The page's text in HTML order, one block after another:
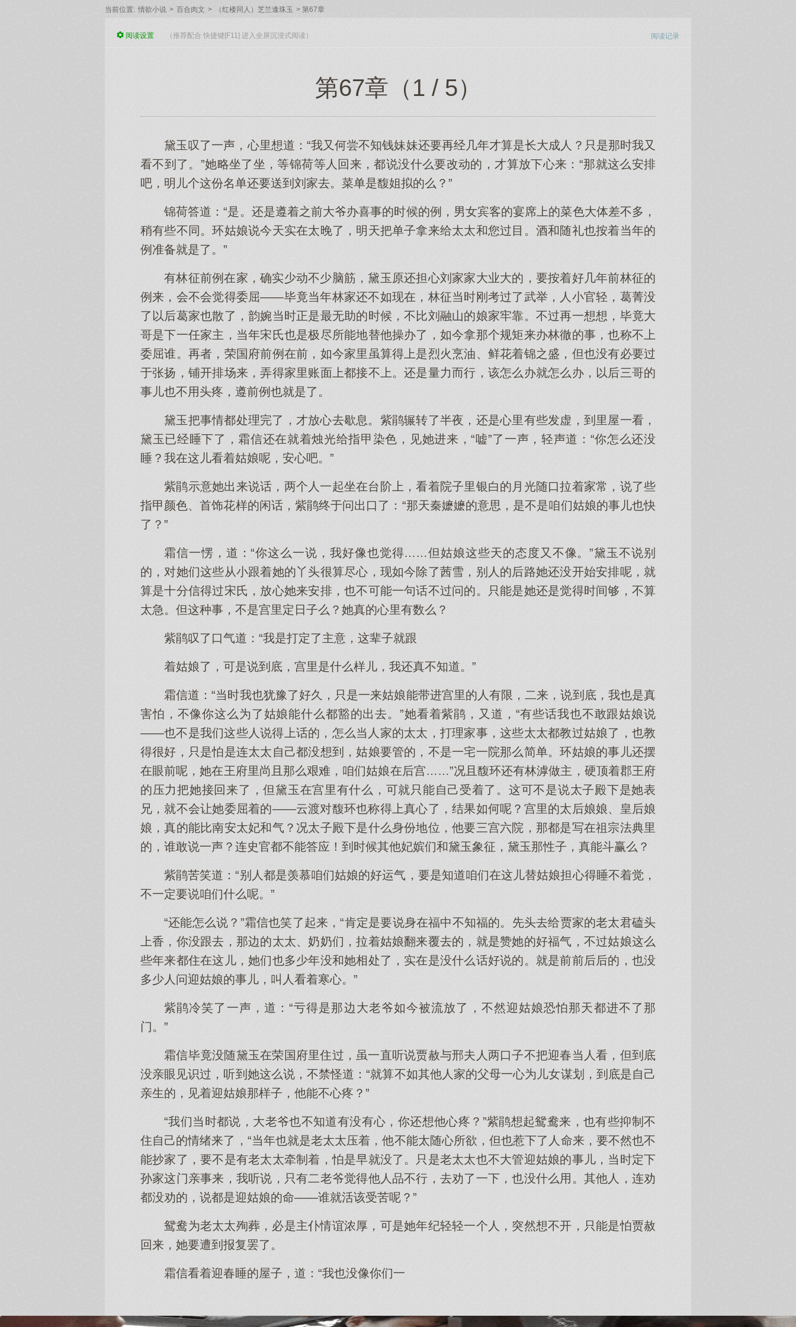
当前位置: 情欲小说 > 百合肉文 > （红楼同人）芝兰逢珠玉 > 第67章
阅读记录
阅读设置 （推荐配合 快捷键[F11] 进入全屏沉浸式阅读）
第67章（1 / 5）
黛玉叹了一声，心里想道：“我又何尝不知钱妹妹还要再经几年才算是长大成人？只是那时我又
看不到了。”她略坐了坐，等锦荷等人回来，都说没什么要改动的，才算放下心来：“那就这么安排
吧，明儿个这份名单还要送到刘家去。菜单是馥姐拟的么？”
锦荷答道：“是。还是遵着之前大爷办喜事的时候的例，男女宾客的宴席上的菜色大体差不多，
稍有些不同。环姑娘说今天实在太晚了，明天把单子拿来给太太和您过目。酒和随礼也按着当年的
例准备就是了。”
有林征前例在家，确实少动不少脑筋，黛玉原还担心刘家家大业大的，要按着好几年前林征的
例来，会不会觉得委屈——毕竟当年林家还不如现在，林征当时刚考过了武举，人小官轻，葛菁没
了以后葛家也散了，韵婉当时正是最无助的时候，不比刘融山的娘家牢靠。不过再一想想，毕竟大
哥是下一任家主，当年宋氏也是极尽所能地替他操办了，如今拿那个规矩来办林徹的事，也称不上
委屈谁。再者，荣国府前例在前，如今家里虽算得上是烈火烹油、鲜花着锦之盛，但也没有必要过
于张扬，铺开排场来，弄得家里账面上都接不上。还是量力而行，该怎么办就怎么办，以后三哥的
事儿也不用头疼，遵前例也就是了。
黛玉把事情都处理完了，才放心去歇息。紫鹃辗转了半夜，还是心里有些发虚，到里屋一看，
黛玉已经睡下了，霜信还在就着烛光给指甲染色，见她进来，“嘘”了一声，轻声道：“你怎么还没
睡？我在这儿看着姑娘呢，安心吧。”
紫鹃示意她出来说话，两个人一起坐在台阶上，看着院子里银白的月光随口拉着家常，说了些
指甲颜色、首饰花样的闲话，紫鹃终于问出口了：“那天秦嬷嬷的意思，是不是咱们姑娘的事儿也快
了？”
霜信一愣，道：“你这么一说，我好像也觉得……但姑娘这些天的态度又不像。”黛玉不说别
的，对她们这些从小跟着她的丫头很算尽心，现如今除了茜雪，别人的后路她还没开始安排呢，就
算是十分信得过宋氏，放心她来安排，也不可能一句话不过问的。只能是她还是觉得时间够，不算
太急。但这种事，不是宫里定日子么？她真的心里有数么？
紫鹃叹了口气道：“我是打定了主意，这辈子就跟
着姑娘了，可是说到底，宫里是什么样儿，我还真不知道。”
霜信道：“当时我也犹豫了好久，只是一来姑娘能带进宫里的人有限，二来，说到底，我也是真
害怕，不像你这么为了姑娘能什么都豁的出去。”她看着紫鹃，又道，“有些话我也不敢跟姑娘说
——也不是我们这些人说得上话的，怎么当人家的太太，打理家事，这些太太都教过姑娘了，也教
得很好，只是怕是连太太自己都没想到，姑娘要管的，不是一宅一院那么简单。环姑娘的事儿还摆
在眼前呢，她在王府里尚且那么艰难，咱们姑娘在后宫……”况且馥环还有林滹做主，硬顶着郡王府
的压力把她接回来了，但黛玉在宫里有什么，可就只能自己受着了。这可不是说太子殿下是她表
兄，就不会让她委屈着的——云渡对馥环也称得上真心了，结果如何呢？宫里的太后娘娘、皇后娘
娘，真的能比南安太妃和气？况太子殿下是什么身份地位，他要三宫六院，那都是写在祖宗法典里
的，谁敢说一声？连史官都不能答应！到时候其他妃嫔们和黛玉象征，黛玉那性子，真能斗赢么？
紫鹃苦笑道：“别人都是羡慕咱们姑娘的好运气，要是知道咱们在这儿替姑娘担心得睡不着觉，
不一定要说咱们什么呢。”
“还能怎么说？”霜信也笑了起来，“肯定是要说身在福中不知福的。先头去给贾家的老太君磕头
上香，你没跟去，那边的太太、奶奶们，拉着姑娘翻来覆去的，就是赞她的好福气，不过姑娘这么
些年来都住在这儿，她们也多少年没和她相处了，实在是没什么话好说的。就是前前后后的，也没
多少人问迎姑娘的事儿，叫人看着寒心。”
紫鹃冷笑了一声，道：“亏得是那边大老爷如今被流放了，不然迎姑娘恐怕那天都进不了那
门。”
霜信毕竟没随黛玉在荣国府里住过，虽一直听说贾赦与邢夫人两口子不把迎春当人看，但到底
没亲眼见识过，听到她这么说，不禁怪道：“就算不如其他人家的父母一心为儿女谋划，到底是自己
亲生的，见着迎姑娘那样子，他能不心疼？”
“我们当时都说，大老爷也不知道有没有心，你还想他心疼？”紫鹃想起鸳鸯来，也有些抑制不
住自己的情绪来了，“当年也就是老太太压着，他不能太随心所欲，但也惹下了人命来，要不然也不
能抄家了，要不是有老太太牵制着，怕是早就没了。只是老太太也不大管迎姑娘的事儿，当时定下
孙家这门亲事来，我听说，只有二老爷觉得他人品不行，去劝了一下，也没什么用。其他人，连劝
都没劝的，说都是迎姑娘的命——谁就活该受苦呢？”
鸳鸯为老太太殉葬，必是主仆情谊浓厚，可是她年纪轻轻一个人，突然想不开，只能是怕贾赦
回来，她要遭到报复罢了。
霜信看着迎春睡的屋子，道：“我也没像你们一